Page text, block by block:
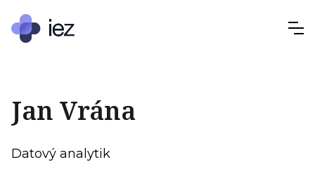
Jan Vrána
Datový analytik